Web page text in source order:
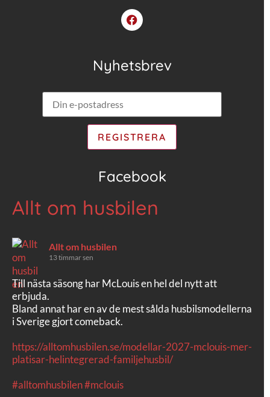
Nyhetsbrev
Facebook
Allt om husbilen
Allt om husbilen
13 timmar sen
Till nästa säsong har McLouis en hel del nytt att
erbjuda.
Bland annat har en av de mest sålda husbilsmodellerna
i Sverige gjort comeback.
https://alltomhusbilen.se/modellar-2027-mclouis-mer-
platisar-helintegrerad-familjehusbil/
#alltomhusbilen#mclouis